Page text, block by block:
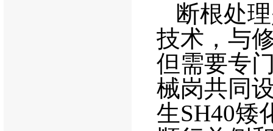
断根处
技术，与
但需要专
械岗共同
生SH40矮